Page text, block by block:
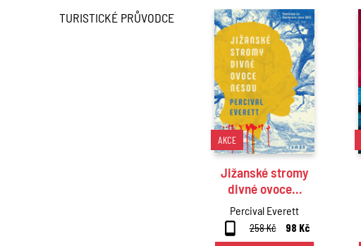
TURISTICKÉ PRŮVODCE
AKCE
Jižanské stromy
divné ovoce…
Percival Everett
258 Kč
98 Kč